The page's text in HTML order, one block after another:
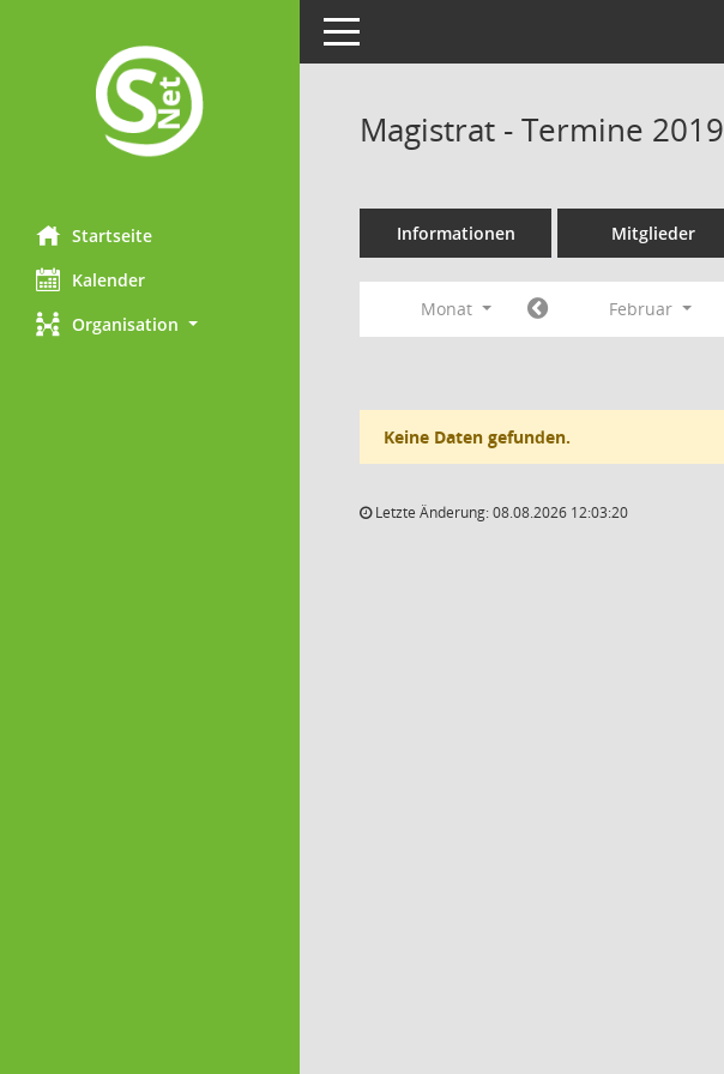
Startseite
Kalender
Organisation
Toggle navigation
Magistrat - Termine 2019
Informationen Mitglieder
Monat Februar
Keine Daten gefunden.
Letzte Änderung: 08.08.2026 12:03:20